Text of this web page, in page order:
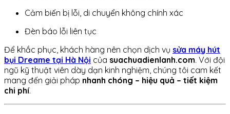
Cảm biến bị lỗi, di chuyển không chính xác
Đèn báo lỗi liên tục
Để khắc phục, khách hàng nên chọn dịch vụ sửa máy hút
bụi Dreame tại Hà Nội của suachuadienlanh.com. Với đội
ngũ kỹ thuật viên dày dạn kinh nghiệm, chúng tôi cam kết
mang đến giải pháp nhanh chóng – hiệu quả – tiết kiệm
chi phí.